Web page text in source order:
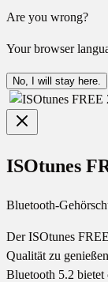
Are you wrong?
Your browser
No, I will stay here.
ISOtunes
Bluetooth-
Der ISOtunes
Qualität zu
Bluetooth 5.2